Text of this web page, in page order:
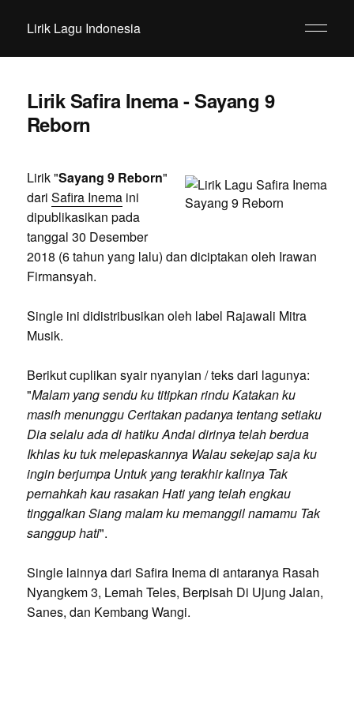
Lirik Lagu Indonesia
Lirik Safira Inema - Sayang 9
Reborn
Lirik "Sayang 9 Reborn"
dari Safira Inemaini
dipublikasikan pada
tanggal 30 Desember
2018 (6 tahun yang lalu) dan diciptakan oleh Irawan
Firmansyah.
Single ini didistribusikan oleh label Rajawali Mitra
Musik.
Berikut cuplikan syair nyanyian / teks dari lagunya:
"Malam yang sendu ku titipkan rindu Katakan ku
masih menunggu Ceritakan padanya tentang setiaku
Dia selalu ada di hatiku Andai dirinya telah berdua
Ikhlas ku tuk melepaskannya Walau sekejap saja ku
ingin berjumpa Untuk yang terakhir kalinya Tak
pernahkah kau rasakan Hati yang telah engkau
tinggalkan Siang malam ku memanggil namamu Tak
sanggup hati".
Single lainnya dari Safira Inema di antaranya Rasah
Nyangkem 3, Lemah Teles, Berpisah Di Ujung Jalan,
Sanes, dan Kembang Wangi.